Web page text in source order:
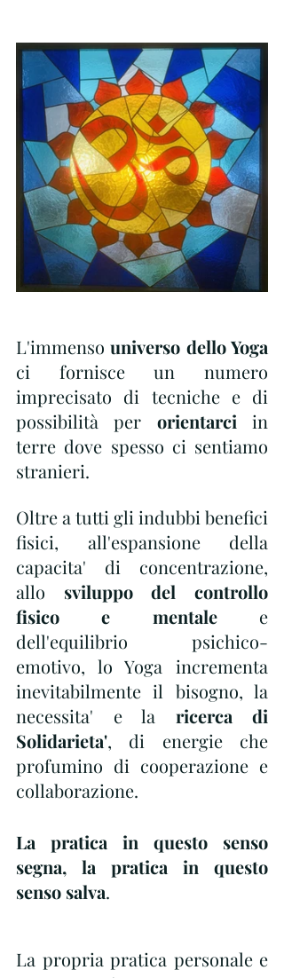
L'immenso universo dello Yoga
ci fornisce un numero
imprecisato di tecniche e di
possibilità per orientarci in
terre dove spesso ci sentiamo
stranieri.
Oltre a tutti gli indubbi benefici
fisici, all'espansione della
capacita' di concentrazione,
allo sviluppo del controllo
fisico e mentale e
dell'equilibrio psichico-
emotivo, lo Yoga incrementa
inevitabilmente il bisogno, la
necessita' e la ricerca di
Solidarieta', di energie che
profumino di cooperazione e
collaborazione.
La pratica in questo senso
segna, la pratica in questo
senso salva.
La propria pratica personale e